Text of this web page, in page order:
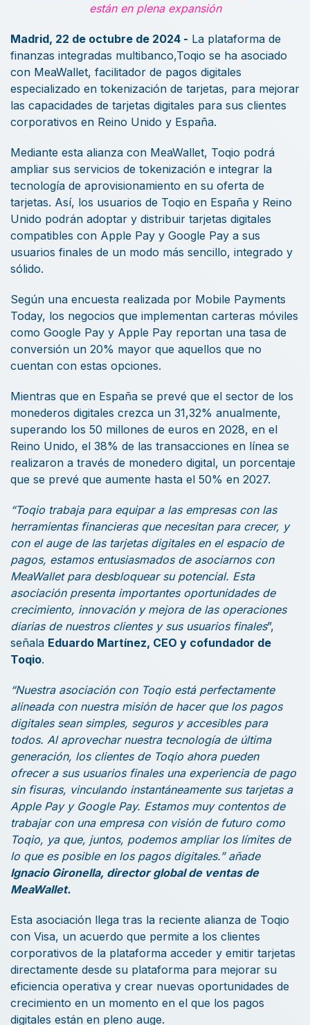
están en plena expansión
Madrid, 22 de octubre de 2024 - La plataforma de
finanzas integradas multibanco,Toqio se ha asociado
con MeaWallet, facilitador de pagos digitales
especializado en tokenización de tarjetas, para mejorar
las capacidades de tarjetas digitales para sus clientes
corporativos en Reino Unido y España.
Mediante esta alianza con MeaWallet, Toqio podrá
ampliar sus servicios de tokenización e integrar la
tecnología de aprovisionamiento en su oferta de
tarjetas. Así, los usuarios de Toqio en España y Reino
Unido podrán adoptar y distribuir tarjetas digitales
compatibles con Apple Pay y Google Pay a sus
usuarios finales de un modo más sencillo, integrado y
sólido.
Según una encuesta realizada por Mobile Payments
Today, los negocios que implementan carteras móviles
como Google Pay y Apple Pay reportan una tasa de
conversión un 20% mayor que aquellos que no
cuentan con estas opciones.
Mientras que en España se prevé que el sector de los
monederos digitales crezca un 31,32% anualmente,
superando los 50 millones de euros en 2028, en el
Reino Unido, el 38% de las transacciones en línea se
realizaron a través de monedero digital, un porcentaje
que se prevé que aumente hasta el 50% en 2027.
“Toqio trabaja para equipar a las empresas con las
herramientas financieras que necesitan para crecer, y
con el auge de las tarjetas digitales en el espacio de
pagos, estamos entusiasmados de asociarnos con
MeaWallet para desbloquear su potencial. Esta
asociación presenta importantes oportunidades de
crecimiento, innovación y mejora de las operaciones
diarias de nuestros clientes y sus usuarios finales”,
señala Eduardo Martínez, CEO y cofundador de
Toqio.
“Nuestra asociación con Toqio está perfectamente
alineada con nuestra misión de hacer que los pagos
digitales sean simples, seguros y accesibles para
todos. Al aprovechar nuestra tecnología de última
generación, los clientes de Toqio ahora pueden
ofrecer a sus usuarios finales una experiencia de pago
sin fisuras, vinculando instantáneamente sus tarjetas a
Apple Pay y Google Pay. Estamos muy contentos de
trabajar con una empresa con visión de futuro como
Toqio, ya que, juntos, podemos ampliar los límites de
lo que es posible en los pagos digitales.” añade
Ignacio Gironella, director global de ventas de
MeaWallet.
Esta asociación llega tras la reciente alianza de Toqio
con Visa, un acuerdo que permite a los clientes
corporativos de la plataforma acceder y emitir tarjetas
directamente desde su plataforma para mejorar su
eficiencia operativa y crear nuevas oportunidades de
crecimiento en un momento en el que los pagos
digitales están en pleno auge.